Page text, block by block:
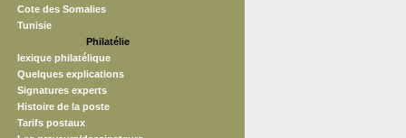
Cote des Somalies
Tunisie
Philatélie
lexique philatélique
Quelques explications
Signatures experts
Histoire de la poste
Tarifs postaux